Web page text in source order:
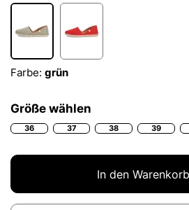
Farbe: grün
Größe wählen
36 37 38 39
In den Warenkorb